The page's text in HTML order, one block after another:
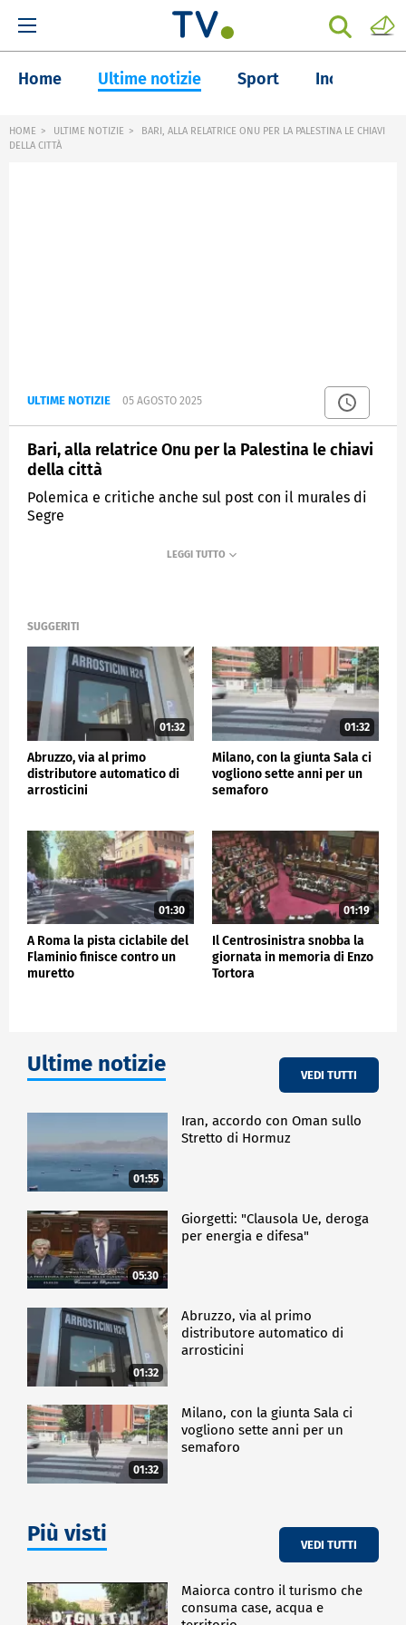
Home Ultime notizie Sport Inchieste
HOME ULTIME NOTIZIE
BARI, ALLA RELATRICE ONU PER LA PALESTINA LE CHIAVI
DELLA CITTÀ
ULTIME NOTIZIE 05 AGOSTO 2025
Bari, alla relatrice Onu per la Palestina le chiavi
della città
Polemica e critiche anche sul post con il murales di
Segre
SUGGERITI
01:32
Abruzzo, via al primo
distributore automatico di
arrosticini
01:32
Milano, con la giunta Sala ci
vogliono sette anni per un
semaforo
01:30
A Roma la pista ciclabile del
Flaminio finisce contro un
muretto
01:19
Il Centrosinistra snobba la
giornata in memoria di Enzo
Tortora
Ultime notizie VEDI TUTTI
01:55
Iran, accordo con Oman sullo
Stretto di Hormuz
05:30
Giorgetti: "Clausola Ue, deroga
per energia e difesa"
01:32
Abruzzo, via al primo
distributore automatico di
arrosticini
01:32
Milano, con la giunta Sala ci
vogliono sette anni per un
semaforo
Più visti VEDI TUTTI
Maiorca contro il turismo che
consuma case, acqua e